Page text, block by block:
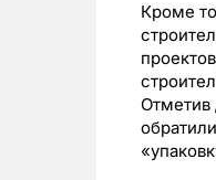
Кроме
Отметив